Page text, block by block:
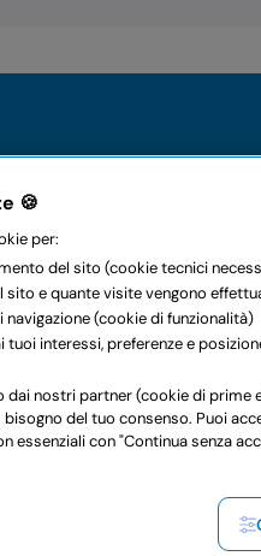
Furgoni
Noleggio a
Noleggio
I nostri uffici
Offerte auto
Servizi extra
Offerte
Servizi extra
noleggio?
🍪
per:
del sito (cookie tecnici
sito e quante visite vengono
navigazione (cookie di funzionalità)
interessi, preferenze e
nostri partner (cookie di prime
del tuo consenso. Puoi
essenziali con "Continua senza